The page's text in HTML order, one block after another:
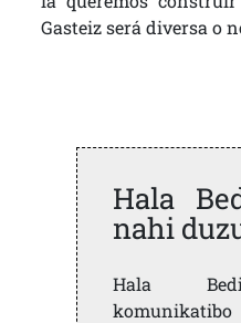
Gasteiz será diversa o
Hala
nahi
Hala